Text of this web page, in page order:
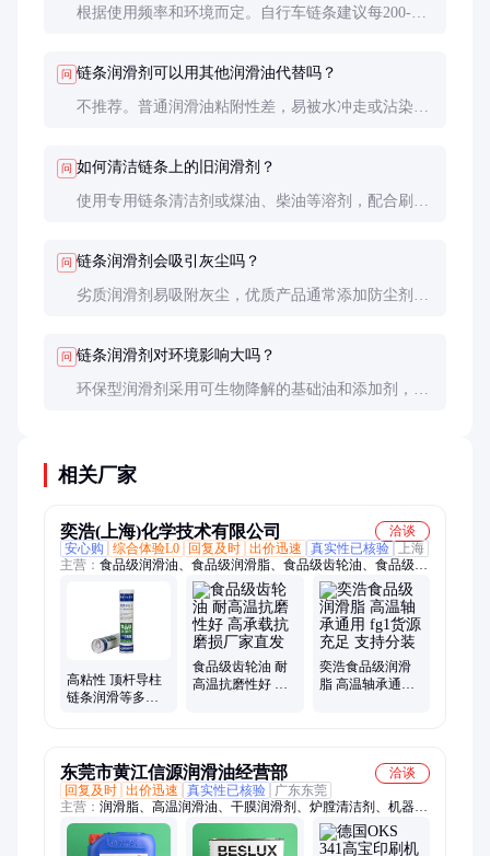
根据使用频率和环境而定。自行车链条建议每200-
问 链条润滑剂可以用其他润滑油代替吗？
不推荐。普通润滑油粘附性差，易被水冲走或沾染灰
问 如何清洁链条上的旧润滑剂？
使用专用链条清洁剂或煤油、柴油等溶剂，配合刷子
问 链条润滑剂会吸引灰尘吗？
劣质润滑剂易吸附灰尘，优质产品通常添加防尘剂，
问 链条润滑剂对环境影响大吗？
环保型润滑剂采用可生物降解的基础油和添加剂，对
相关厂家
奕浩(上海)化学技术有限公司
洽谈
安心购
综合体验L0 回复及时 出价迅速 真实性已核验
上海
主营： 食品级润滑油、食品级润滑脂、食品级齿轮油、食品级高
温链条油、食品级液压油、食品级缝包机油、食品级润滑喷剂、
食品级硅油、食品级高温润滑脂
高粘性 顶杆导柱
链条润滑等多种
食品级齿轮油 耐
高温抗磨性好 高
奕浩食品级润滑
脂 高温轴承通用
东莞市黄江信源润滑油经营部
洽谈
回复及时 出价迅速 真实性已核验
广东东莞
主营： 润滑脂、高温润滑油、干膜润滑剂、炉膛清洁剂、机器人
润滑脂、ENEOS润滑脂、COSMO润滑脂、进口润滑脂、合成润
滑脂、挥发性冲压油、耐高温导热油、通用润滑油脂、多功能润